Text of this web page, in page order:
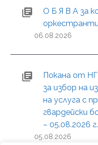
О Б Я В А за
оркестранти
06.08.2026
Покана от
за избор на
на услуга с
гвардейски
– 05.08.2026 г.
05.08.2026